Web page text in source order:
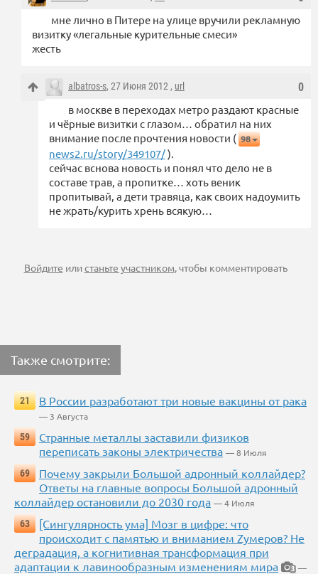
мне лично в Питере на улице вручили рекламную
визитку «легальные курительные смеси»
жесть
0
albatros-s, 27 Июня 2012 , url
в москве в переходах метро раздают красные
и чёрные визитки с глазом… обратил на них
внимание после прочтения новости ( 98
news2.ru/story/349107/).
сейчас вснова новость и понял что дело не в
составе трав, а пропитке… хоть веник
пропитывай, а дети травяца, как своих надоумить
не жрать/курить хрень всякую…
Войдите илистаньте участником, чтобы комментировать
Также смотрите:
21 В России разработают три новые вакцины от рака
— 3 Августа
59
Странные металлы заставили физиков
переписать законы электричества — 8 Июля
69
Почему закрыли Большой адронный коллайдер?
Ответы на главные вопросы Большой адронный
коллайдер остановили до 2030 года — 4 Июля
63
[Сингулярность ума] Мозг в цифре: что
происходит с памятью и вниманием Zумеров? Не
деградация, а когнитивная трансформация при
адаптации к лавинообразным изменениям мира
3 —